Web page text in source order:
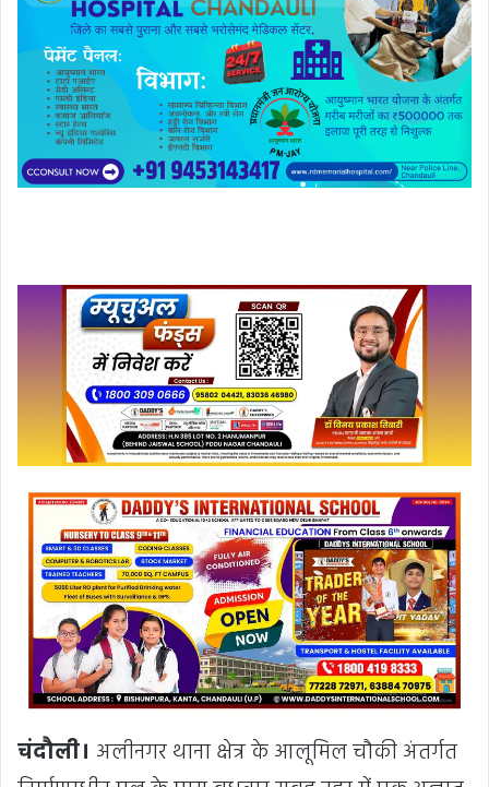
चंदौली। अलीनगर थाना क्षेत्र के आलूमिल चौकी अंतर्गत